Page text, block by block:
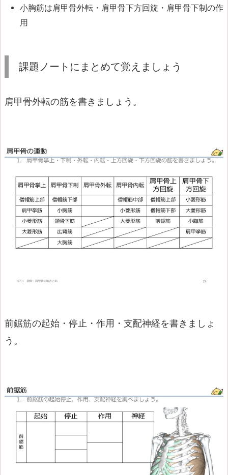
小胸筋は肩甲骨外転・肩甲骨下方回旋・肩甲骨下制の作
用
課題ノートにまとめて覚えましょう
肩甲骨外転の筋を書きましょう。
前鋸筋の起始・停止・作用・支配神経を書きましょ
う。